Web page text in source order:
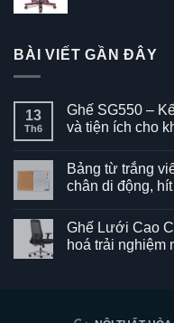
BÀI VIẾT GẦN ĐÂY
13
Th6
Ghế SG550 –
và tiện ích cho
bình
luận
ở
–
Kết
hợp
Bảng từ trắng
chân di động,
bình
luận
ở
Ghế Lưới Cao
hoá trải nghiệm